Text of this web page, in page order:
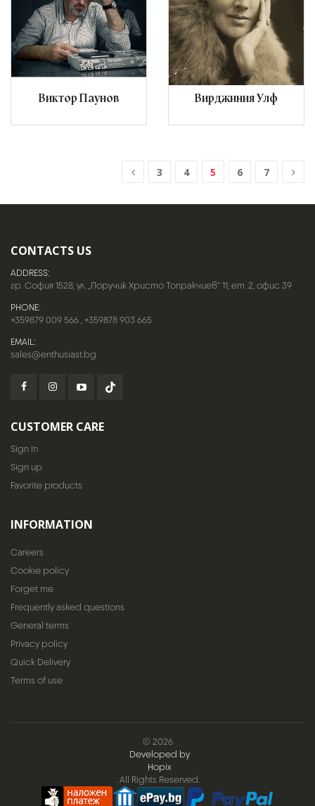
Виктор Паунов Вирджиния Улф
3 4 5 6 7
CONTACTS US
ADDRESS:
гр. София 1528, ул. „Поручик Христо Топракчиев“ 11, ет. 2, офис 39
PHONE:
+359879 009 566,+359878 903 665
EMAIL:
sales@enthusiast.bg
CUSTOMER CARE
Sign In
Sign up
Favorite products
INFORMATION
Careers
Cookie policy
Forget me
Frequently asked questions
General terms
Privacy policy
Quick Delivery
Terms of use
© 2026
Developed by
Hopix
. All Rights Reserved.